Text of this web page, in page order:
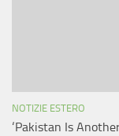
NOTIZIE ESTERO
‘Pakistan Is